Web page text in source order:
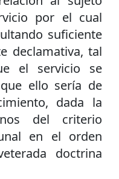
por el cual
suficiente
declamativa, tal
el servicio se
ello sería de
dada la
del criterio
en el orden
doctrina